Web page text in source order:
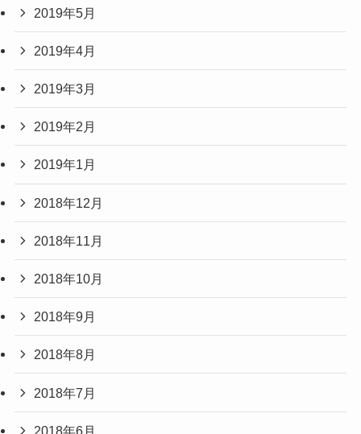
2019年5月
2019年4月
2019年3月
2019年2月
2019年1月
2018年12月
2018年11月
2018年10月
2018年9月
2018年8月
2018年7月
2018年6月